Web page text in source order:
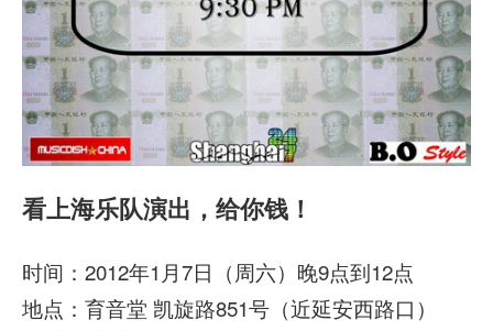
看上海乐队演出，给你钱！
时间：2012年1月7日（周六）晚9点到12点
地点：育音堂 凯旋路851号（近延安西路口）